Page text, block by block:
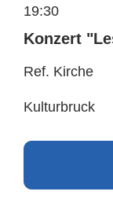
19:30
Konzert
Ref. Kirche
Kulturbruck